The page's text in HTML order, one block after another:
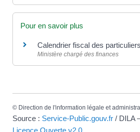
Pour en savoir plus
Calendrier fiscal des particuliers
Ministère chargé des finances
© Direction de l'information légale et
Source : Service-Public.gouv.fr / DILA